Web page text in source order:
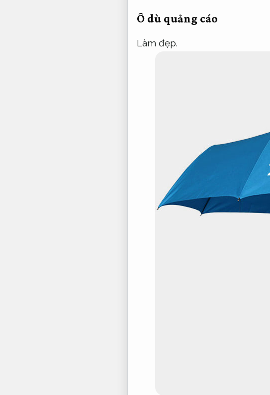
Ô dù quảng cáo
Làm đẹp.